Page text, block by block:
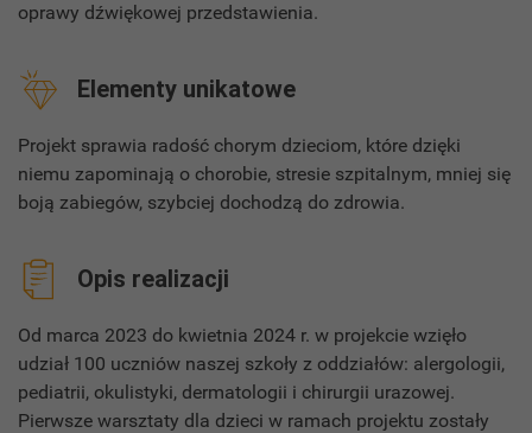
oprawy dźwiękowej przedstawienia.
Elementy unikatowe
Projekt sprawia radość chorym dzieciom, które dzięki
niemu zapominają o chorobie, stresie szpitalnym, mniej się
boją zabiegów, szybciej dochodzą do zdrowia.
Opis realizacji
Od marca 2023 do kwietnia 2024 r. w projekcie wzięło
udział 100 uczniów naszej szkoły z oddziałów: alergologii,
pediatrii, okulistyki, dermatologii i chirurgii urazowej.
Pierwsze warsztaty dla dzieci w ramach projektu zostały